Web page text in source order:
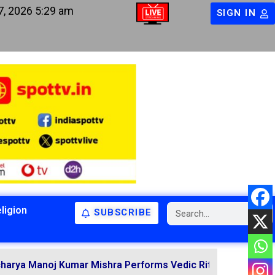
2026 5:29 am SIGN IN
SUBSCRIBE
Kumar Mishra Performs Vedic Rituals for the
LATEST NEWS
NATIONAL
RELIGION